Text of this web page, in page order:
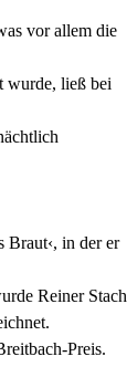
vor allem die
wurde, ließ bei
Braut‹, in der er
Reiner Stach
Preis.